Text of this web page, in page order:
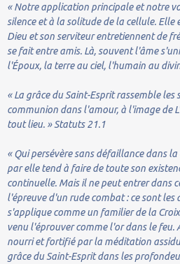
« Notre application principale et notre
silence et à la solitude de la cellule. Elle
Dieu et son serviteur entretiennent de
se fait entre amis. Là, souvent l'âme
l'Époux, la terre au ciel, l'humain au
« La grâce du Saint-Esprit rassemble
communion dans l'amour, à l'image de
tout lieu. » Statuts 21.1
« Qui persévère sans défaillance dans
par elle tend à faire de toute son
continuelle. Mais il ne peut entrer dans
l'épreuve d'un rude combat : ce sont les
s'applique comme un familier de la
venu l'éprouver comme l'or dans le feu.
nourri et fortifié par la méditation
grâce du Saint-Esprit dans les